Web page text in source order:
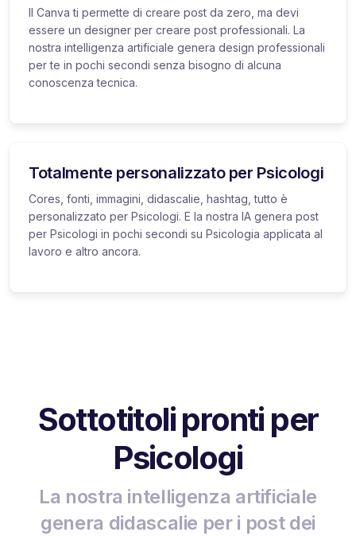
Il Canva ti permette di creare post da zero, ma devi
essere un designer per creare post professionali. La
nostra intelligenza artificiale genera design professionali
per te in pochi secondi senza bisogno di alcuna
conoscenza tecnica.
Totalmente personalizzato per Psicologi
Cores, fonti, immagini, didascalie, hashtag, tutto è
personalizzato per Psicologi. E la nostra IA genera post
per Psicologi in pochi secondi su Psicologia applicata al
lavoro e altro ancora.
Sottotitoli pronti per
Psicologi
La nostra intelligenza artificiale
genera didascalie per i post dei